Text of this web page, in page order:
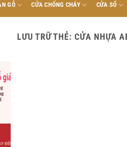
GỖ CỬA CHỐNG CHÁY CỬA SỔ
LƯU TRỮ THẺ: CỬA NHỰA